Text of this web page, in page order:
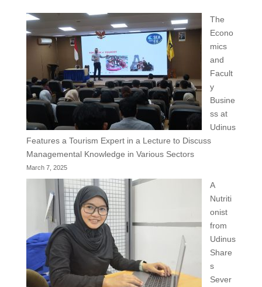
The
Econo
mics
and
Facult
y
Busine
ss at
Udinus
Features a Tourism Expert in a Lecture to Discuss
Managemental Knowledge in Various Sectors
March 7, 2025
A
Nutriti
onist
from
Udinus
Share
s
Sever